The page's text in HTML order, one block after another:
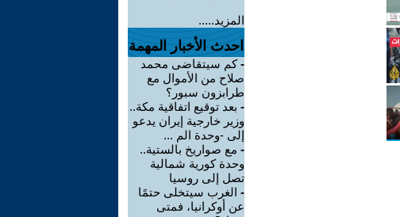
المزيد.....
احدث الأخبار المهمة
-كم سيتقاضى محمد
صلاح من الأموال مع
طرابزون سبور؟
- بعد توقيع اتفاقية مكة..
وزير خارجية إيران يدعو
إلى -وحدة الم ...
- مع صواريخ بالستية..
وحدة كورية شمالية
تصل إلى روسيا
- الغرب سيتخلى حتمًا
عن أوكرانيا، فمتى